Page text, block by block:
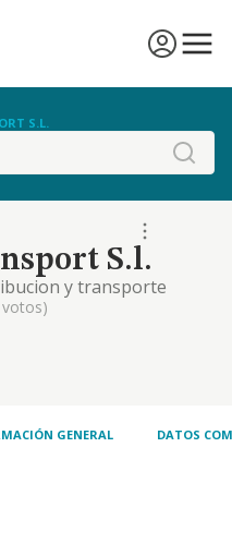
S.L.
S.l.
y transporte
de mercancias por
votos)
GENERAL DATOS